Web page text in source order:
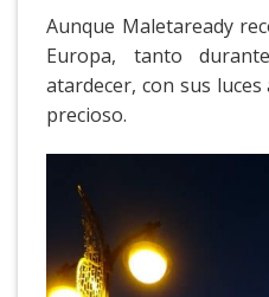
Aunque Maletaready
Europa, tanto
atardecer, con sus
precioso.